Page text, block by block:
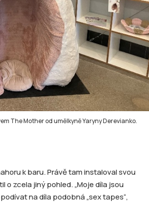
The Mother od umělkyně Yaryny Derevianko.
k baru. Právě tam instaloval svou
zcela jiný pohled. „Moje díla jsou
na díla podobná „sex tapes“,